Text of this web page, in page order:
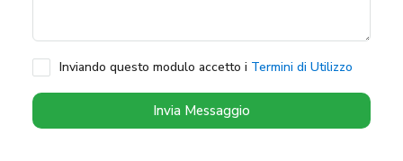
Inviando questo modulo accetto i Termini di Utilizzo
Invia Messaggio